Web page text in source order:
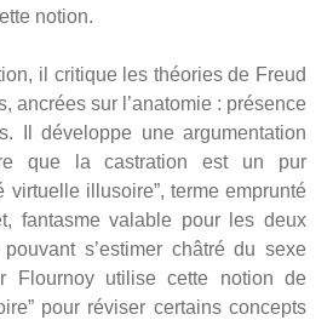
notion.
il critique les théories de Freud
ancrées sur l’anatomie : présence
Il développe une argumentation
que la castration est un pur
virtuelle illusoire”, terme emprunté
fantasme valable pour les deux
s’estimer châtré du sexe
Flournoy utilise cette notion de
pour réviser certains concepts